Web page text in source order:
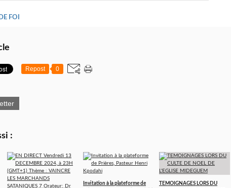
FOI
Repost 0
:
Invitation à la plateforme de
TEMOIGNAGES LORS DU